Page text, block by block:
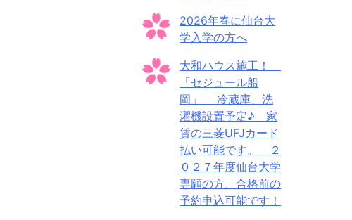
2026年春に仙台大
学入学の方へ
大和ハウス施工！
「セジュール船
岡」 冷蔵庫、洗
濯機設置予定♪ 家
賃の三菱UFJカード
払い可能です。 ２
０２７年度仙台大学
専願の方、合格前の
予約申込可能です！